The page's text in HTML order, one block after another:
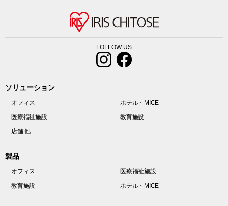
FOLLOW US
ソリューション
オフィス
ホテル・MICE
医療福祉施設
教育施設
店舗 他
製品
オフィス
医療福祉施設
教育施設
ホテル・MICE